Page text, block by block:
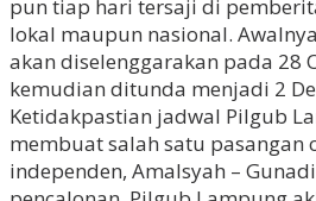
pun tiap hari tersaji di
lokal maupun nasional.
akan diselenggarakan pada 28
kemudian ditunda menjadi 2
Ketidakpastian jadwal Pilgub
membuat salah satu pasangan
independen, Amalsyah –